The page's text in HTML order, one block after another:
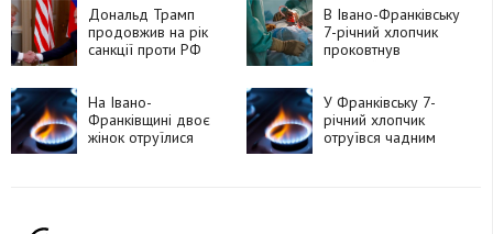
на Прикарпатті
Дональд Трамп
продовжив на рік
санкції проти РФ
В Івано-Франківську
7-річний хлопчик
проковтнув
На Івано-
Франківщині двоє
жінок отруїлися
У Франківську 7-
річний хлопчик
отруївся чадним